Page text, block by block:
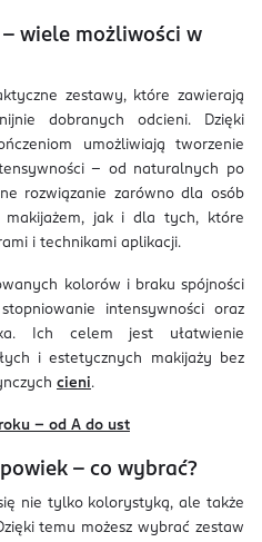
wiele możliwości w
zestawy, które zawierają
dobranych odcieni. Dzięki
umożliwiają tworzenie
– od naturalnych po
rozwiązanie zarówno dla osób
makijażem, jak i dla tych, które
i technikami aplikacji.
kolorów i braku spójności
intensywności oraz
Ich celem jest ułatwienie
i estetycznych makijaży bez
cieni.
– od A do ust
– co wybrać?
nie tylko kolorystyką, ale także
temu możesz wybrać zestaw